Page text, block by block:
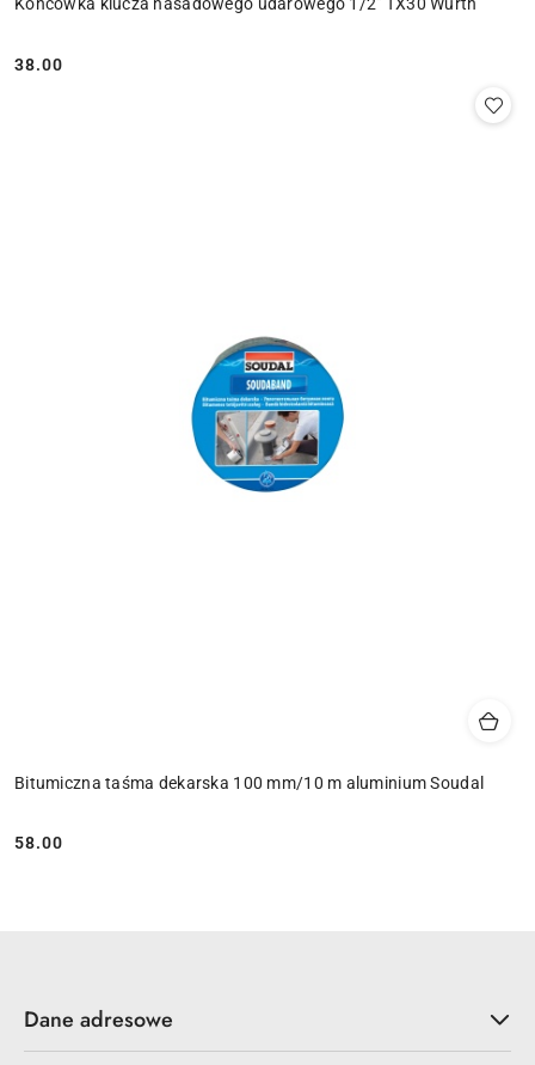
Końcówka klucza nasadowego udarowego 1/2" TX30 Wurth
Cena:
38.00
Bitumiczna taśma dekarska 100 mm/10 m aluminium Soudal
Cena:
58.00
Dane adresowe